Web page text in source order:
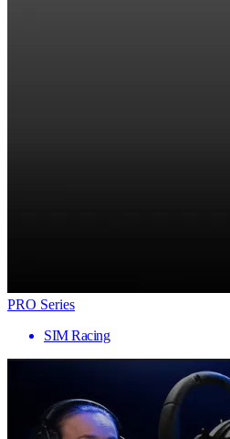
PRO Series
SIM Racing